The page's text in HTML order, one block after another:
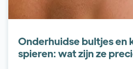
Onderhuidse bultjes en
spieren: wat zijn ze